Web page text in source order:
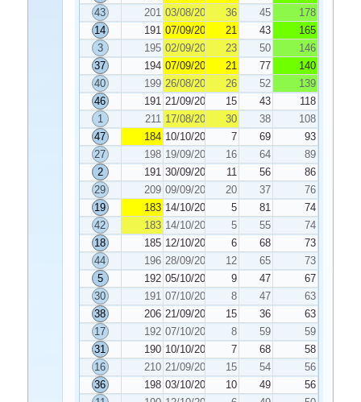
43
201 03/08/2020 36 45
178
14
191 07/09/2020 21 43
165
3
195 02/09/2020 23 50
146
37
194 07/09/2020 21 77
140
40
199 26/08/2020 26 52
139
46
191 21/09/2020 15 43
118
1
211 17/08/2020 30 38
108
47
184 10/10/2020 7 69
93
27
198 19/09/2020 16 64
89
2
191 30/09/2020 11 56
86
29
209 09/09/2020 20 37
76
19
183 14/10/2020 5 81
74
42
183 14/10/2020 5 55
74
18
185 12/10/2020 6 68
73
44
196 28/09/2020 12 65
73
5
192 05/10/2020 9 47
67
30
191 07/10/2020 8 47
63
38
206 21/09/2020 15 36
63
17
192 07/10/2020 8 59
59
31
190 10/10/2020 7 68
58
16
210 21/09/2020 15 54
56
36
198 03/10/2020 10 49
56